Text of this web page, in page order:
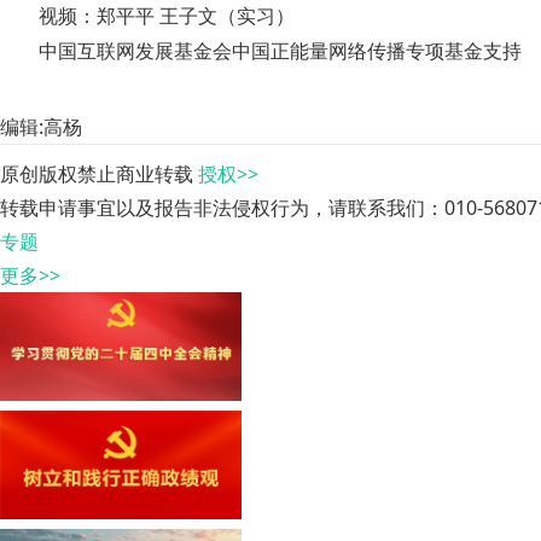
视频：郑平平 王子文（实习）
中国互联网发展基金会中国正能量网络传播专项基金支持
编辑:高杨
原创版权禁止商业转载 授权>>
转载申请事宜以及报告非法侵权行为，请联系我们：010-
专题
更多>>